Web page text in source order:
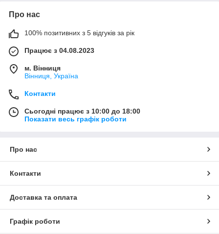
Про нас
100% позитивних з 5 відгуків за рік
Працює з 04.08.2023
м. Вінниця
Вінниця, Україна
Контакти
Сьогодні працює з 10:00 до 18:00
Показати весь графік роботи
Про нас
Контакти
Доставка та оплата
Графік роботи